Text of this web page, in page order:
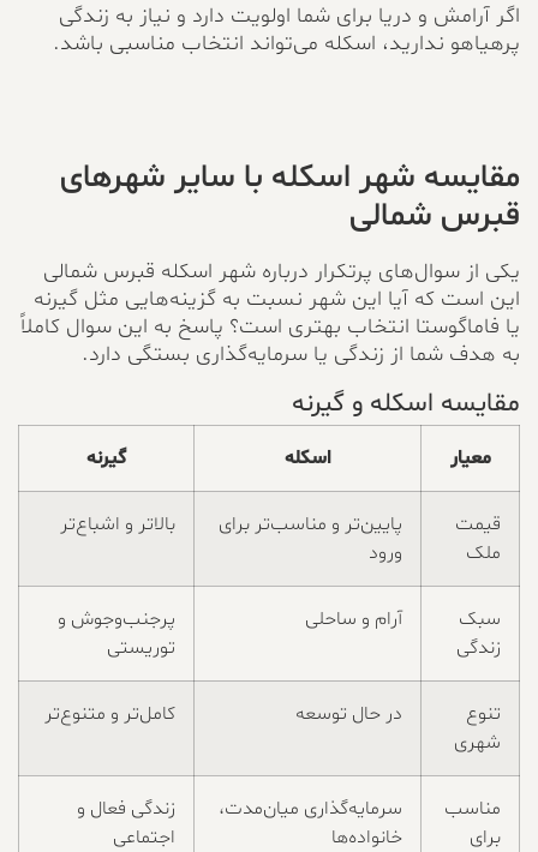
اگر آرامش و دریا برای شما اولویت دارد و نیاز به زندگی
پرهیاهو ندارید، اسکله می‌تواند انتخاب مناسبی باشد.
مقایسه شهر اسکله با سایر شهرهای
قبرس شمالی
یکی از سوال‌های پرتکرار درباره شهر اسکله قبرس شمالی
این است که آیا این شهر نسبت به گزینه‌هایی مثل گیرنه
یا فاماگوستا انتخاب بهتری است؟ پاسخ به این سوال کاملاً
به هدف شما از زندگی یا سرمایه‌گذاری بستگی دارد.
مقایسه اسکله و گیرنه
معیار اسکله گیرنه
قیمت
ملک
پایین‌تر و مناسب‌تر برای
ورود
بالاتر و اشباع‌تر
سبک
زندگی
آرام و ساحلی
پرجنب‌وجوش و
توریستی
تنوع
شهری
در حال توسعه کامل‌تر و متنوع‌تر
مناسب
برای
سرمایه‌گذاری میان‌مدت،
خانواده‌ها
زندگی فعال و
اجتماعی